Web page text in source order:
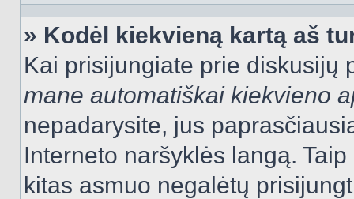
» Kodėl kiekvieną kartą aš
Kai prisijungiate prie diskusijų
mane automatiškai kiekvieno
nepadarysite, jus
Interneto naršyklės langą.
kitas asmuo negalėtų